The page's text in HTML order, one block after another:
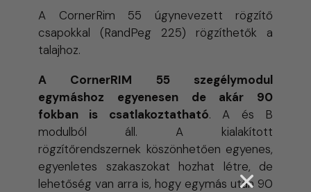
A CornerRim 55 úgynevezett rögzítő
csapokkal (RandPeg 225) rögzíthetők a
talajhoz.
A CornerRIM 55 szegélymodul
egymáshoz egyenesen de akár 90
fokban is csatlakoztatható. A és B
modulból áll. A kialakított
rögzítőrendszernek köszönhetően egyenes,
egyenletes szakaszokat hozhat létre, de
lehetőség van arra is, hogy egymás után 90